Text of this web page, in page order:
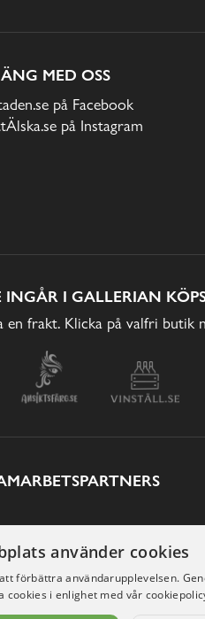
MED OSS
på Facebook
på Instagram
I GALLERIAN
frakt. Klicka på valfri
använder cookies
förbättra användarupplevelsen.
cookies i enlighet med vår